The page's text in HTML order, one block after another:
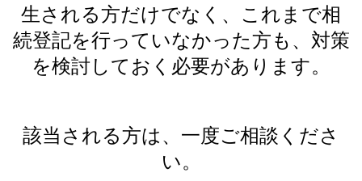
生される方だけでなく、これまで相
続登記を行っていなかった方も、対策
を検討しておく必要があります。
該当される方は、一度ご相談くださ
い。